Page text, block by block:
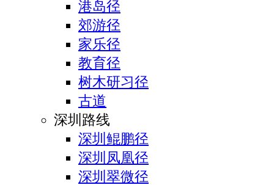
港岛径
郊游径
家乐径
教育径
树木研习径
古道
深圳路线
深圳鲲鹏径
深圳凤凰径
深圳翠微径